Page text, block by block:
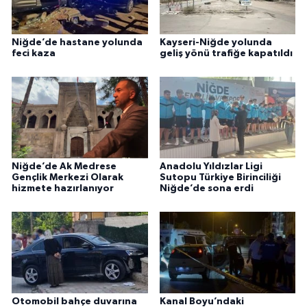
Niğde’de hastane yolunda
feci kaza
Kayseri-Niğde yolunda
geliş yönü trafiğe kapatıldı
Niğde’de Ak Medrese
Gençlik Merkezi Olarak
hizmete hazırlanıyor
Anadolu Yıldızlar Ligi
Sutopu Türkiye Birinciliği
Niğde’de sona erdi
Otomobil bahçe duvarına Kanal Boyu’ndaki